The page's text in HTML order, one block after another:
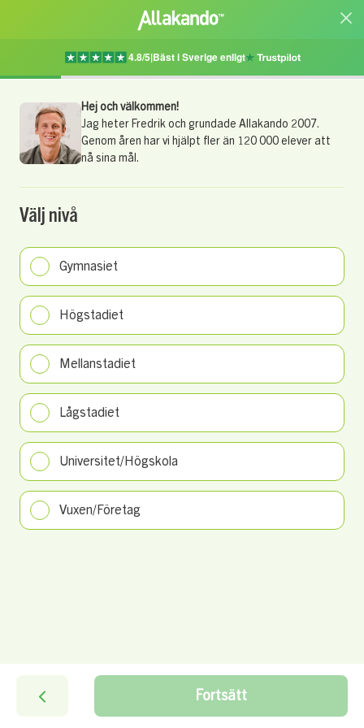
4.8/5|Bäst i Sverige enligt
Hej och välkommen!
Jag heter Fredrik och grundade Allakando 2007.
Genom åren har vi hjälpt fler än 120 000 elever att
nå sina mål.
Välj nivå
Gymnasiet
Högstadiet
Mellanstadiet
Lågstadiet
Universitet/Högskola
Vuxen/Företag
Fortsätt